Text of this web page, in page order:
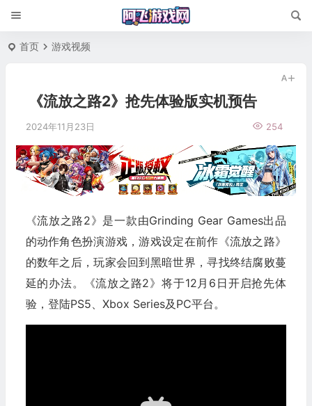
首页 游戏视频
《流放之路2》抢先体验版实机预告
2024年11月23日 254
《流放之路2》是一款由Grinding Gear Games出品
的动作角色扮演游戏，游戏设定在前作《流放之路》
的数年之后，玩家会回到黑暗世界，寻找终结腐败蔓
延的办法。《流放之路2》将于12月6日开启抢先体
验，登陆PS5、Xbox Series及PC平台。